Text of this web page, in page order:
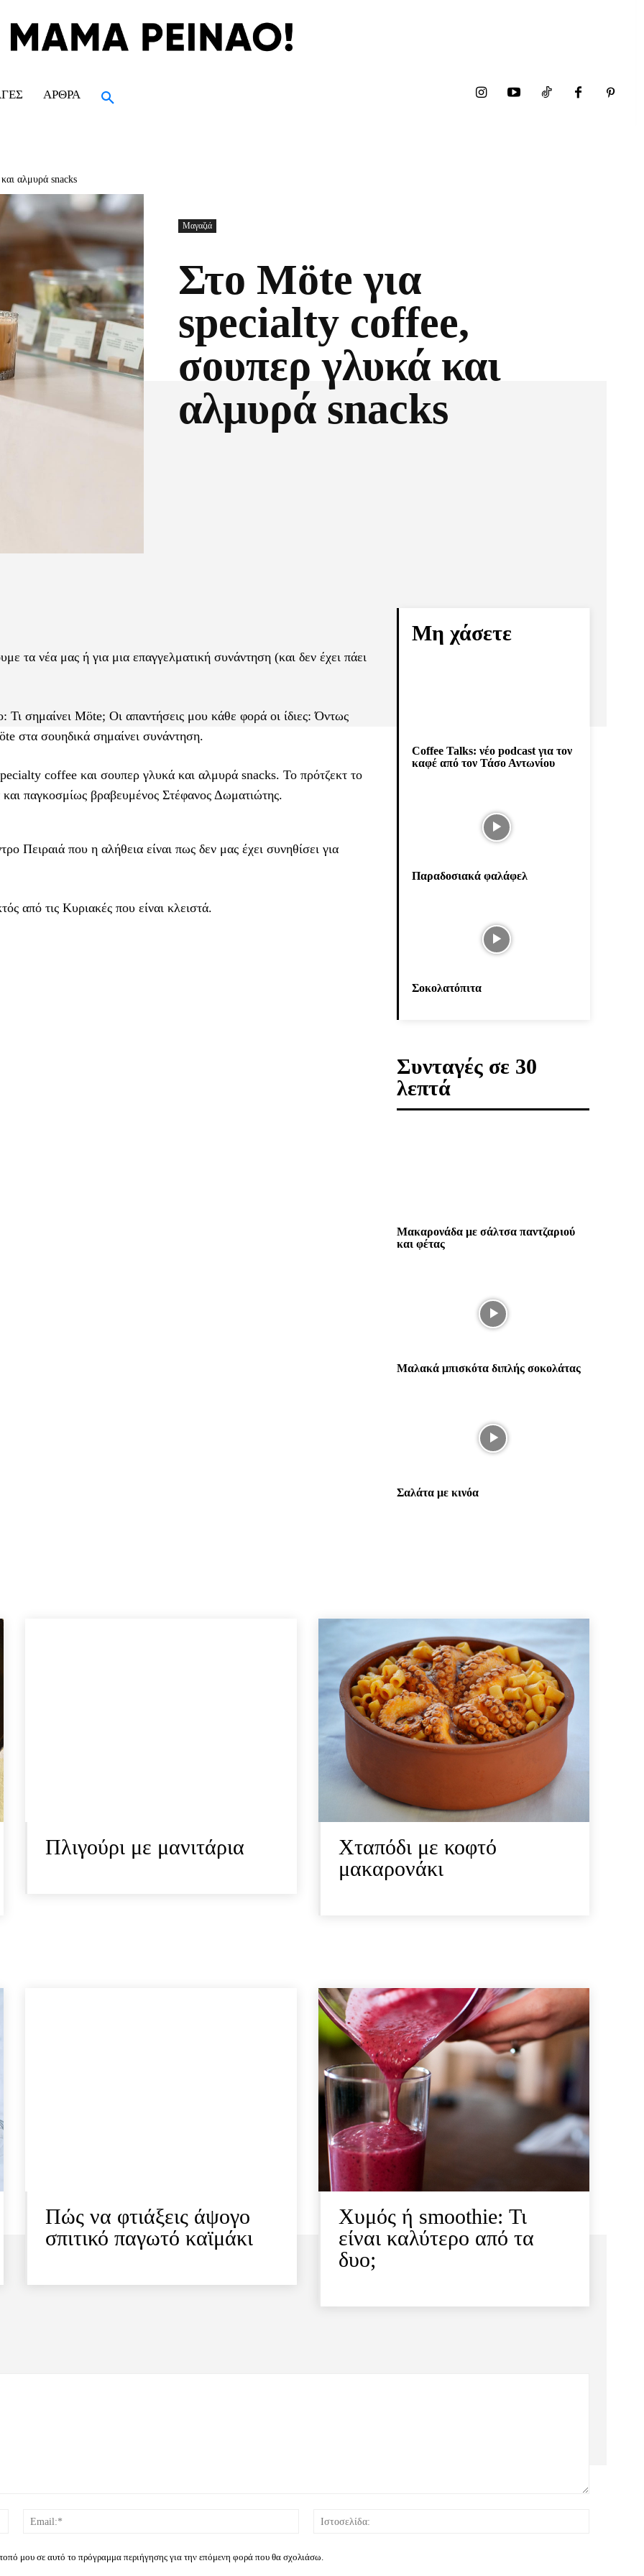
ΆΡΘΡΑ
αλμυρά snacks
Μαγαζιά
Στο Μöte για
specialty coffee,
σουπερ γλυκά και
αλμυρά snacks
τα νέα μας ή για μια επαγγελματική συνάντηση (και δεν έχει πάει
Τι σημαίνει Μöte; Οι απαντήσεις μου κάθε φορά οι ίδιες: Όντως
στα σουηδικά σημαίνει συνάντηση.
coffee και σουπερ γλυκά και αλμυρά snacks. To πρότζεκτ το
παγκοσμίως βραβευμένος Στέφανος Δωματιώτης.
Πειραιά που η αλήθεια είναι πως δεν μας έχει συνηθίσει για
από τις Κυριακές που είναι κλειστά.
Μη χάσετε
Coffee Talks: νέο podcast για τον
καφέ από τον Τάσο Αντωνίου
Παραδοσιακά φαλάφελ
Σοκολατόπιτα
Συνταγές σε 30
λεπτά
Μακαρονάδα με σάλτσα παντζαριού
και φέτας
Μαλακά μπισκότα διπλής σοκολάτας
Σαλάτα με κινόα
Πλιγούρι με μανιτάρια
Χταπόδι με κοφτό
μακαρονάκι
Πώς να φτιάξεις άψογο
σπιτικό παγωτό καϊμάκι
Χυμός ή smoothie: Τι
είναι καλύτερο από τα
δυο;
Όνομα:*
Email:*
μου σε αυτό το πρόγραμμα περιήγησης για την επόμενη φορά που θα σχολιάσω.